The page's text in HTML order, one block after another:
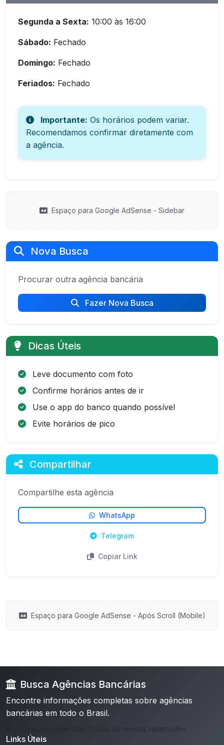
Segunda a Sexta: 10:00 às 16:00
Sábado: Fechado
Domingo: Fechado
Feriados: Fechado
Importante: Os horários podem variar.
Recomendamos confirmar diretamente com
a agência.
Espaço para Google AdSense - Sidebar
Nova Busca
Procurar outra agência bancária
Fazer Nova Busca
Dicas Úteis
Leve documento com foto
Confirme horários antes de ir
Use o app do banco quando possível
Evite horários de pico
Compartilhar
Compartilhe esta agência
WhatsApp
Telegram
Copiar Link
Espaço para Google AdSense - Após Scroll (Mobile)
Busca Agências Bancárias
Encontre informações completas sobre agências
bancárias em todo o Brasil.
© 2025 Busca Agências. Todos os direitos reservados.
Links Úteis